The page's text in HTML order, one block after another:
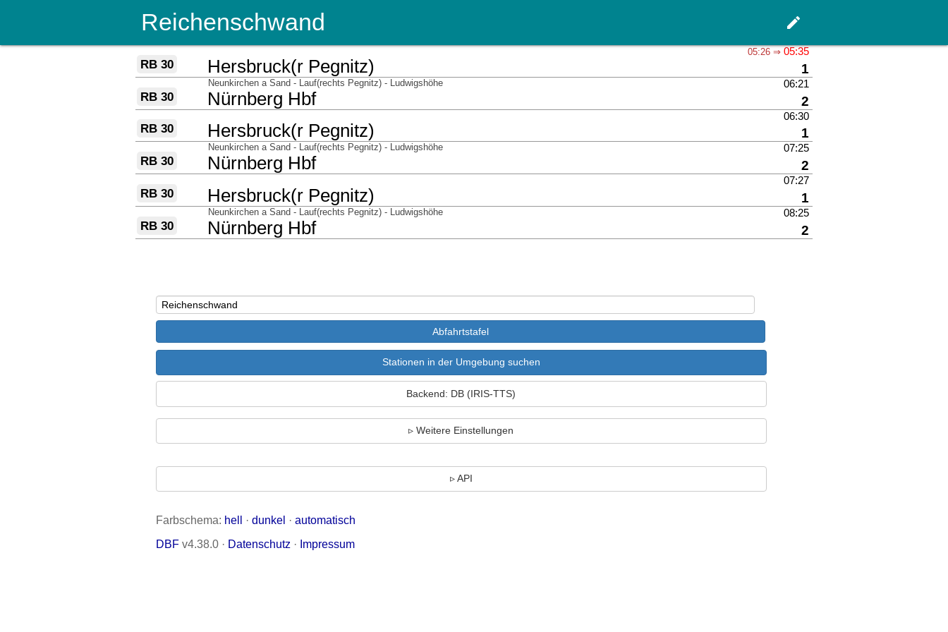
Reichenschwand Menü
edit
RB 30 nach
Hersbruck(r Pegnitz)
05:26 ⇒ 05:35
Gleis
1
über
RB 30 nach
Nürnberg Hbf
06:21
Gleis
2
über
Neunkirchen a Sand - Lauf(rechts Pegnitz) - Ludwigshöhe
RB 30 nach
Hersbruck(r Pegnitz)
06:30
Gleis
1
RB 30 nach
Nürnberg Hbf
07:25
Gleis
2
über
Neunkirchen a Sand - Lauf(rechts Pegnitz) - Ludwigshöhe
RB 30 nach
Hersbruck(r Pegnitz)
07:27
Gleis
1
RB 30 nach
Nürnberg Hbf
08:25
Gleis
2
über
Neunkirchen a Sand - Lauf(rechts Pegnitz) - Ludwigshöhe
Stationen in der Umgebung suchen
Backend: DB (IRIS-TTS)
Weitere Einstellungen
API
Farbschema: hell · dunkel · automatisch
DBFv4.38.0 · Datenschutz · Impressum